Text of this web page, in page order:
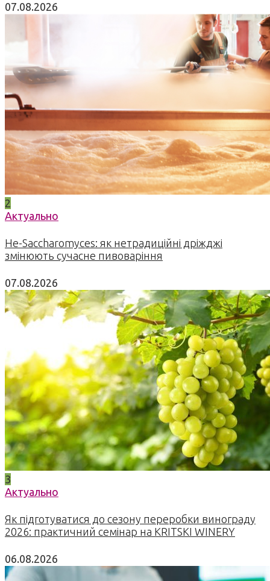
07.08.2026
2
Актуально
Не-Saccharomyces: як нетрадиційні дріжджі
змінюють сучасне пивоваріння
07.08.2026
3
Актуально
Як підготуватися до сезону переробки винограду
2026: практичний семінар на KRITSKI WINERY
06.08.2026